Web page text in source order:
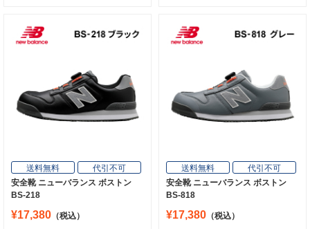
送料無料
代引不可
安全靴 ニューバランス ボストン
BS-218
¥17,380 （税込）
送料無料
代引不可
安全靴 ニューバランス ボストン
BS-818
¥17,380 （税込）